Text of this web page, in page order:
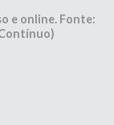
e online. Fonte: